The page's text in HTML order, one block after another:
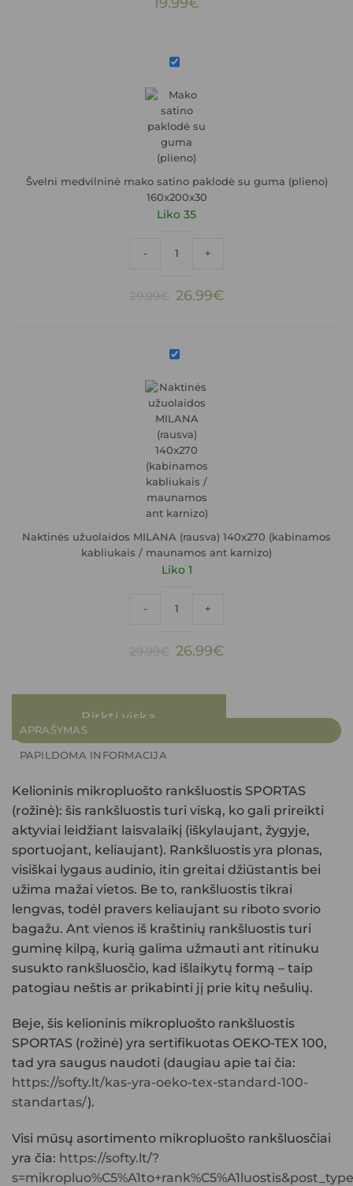
Švelni
mako
paklodė
su
guma
(plieno)
Švelni medvilninė mako satino paklodė su guma (plieno)
160x200x30
Liko 35
- +
Original
26.99€Current
Naktinės
MILANA
140x270
(kabinamos
kabliukais
/
maunamos
ant
karnizo)
Naktinės užuolaidos MILANA (rausva) 140x270 (kabinamos
kabliukais / maunamos ant karnizo)
Liko 1
- +
Original
29.99€.
26.99€Current
26.99€.
Pirkti viską
APRAŠYMAS
PAPILDOMA INFORMACIJA
Kelioninis mikropluošto rankšluostis SPORTAS
(rožinė): šis rankšluostis turi viską, ko gali prireikti
aktyviai leidžiant laisvalaikį (iškylaujant, žygyje,
sportuojant, keliaujant). Rankšluostis yra plonas,
visiškai lygaus audinio, itin greitai džiūstantis bei
užima mažai vietos. Be to, rankšluostis tikrai
lengvas, todėl pravers keliaujant su riboto svorio
bagažu. Ant vienos iš kraštinių rankšluostis turi
guminę kilpą, kurią galima užmauti ant ritinuku
susukto rankšluosčio, kad išlaikytų formą – taip
patogiau neštis ar prikabinti jį prie kitų nešulių.
Beje, šis kelioninis mikropluošto rankšluostis
SPORTAS (rožinė) yra sertifikuotas OEKO-TEX 100,
tad yra saugus naudoti (daugiau apie tai čia:
https://softy.lt/kas-yra-oeko-tex-standard-100-
standartas/).
Visi mūsų asortimento mikropluošto rankšluosčiai
yra čia: https://softy.lt/?